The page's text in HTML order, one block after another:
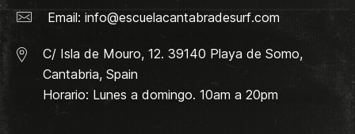
Email: info@escuelacantabradesurf.com
C/ Isla de Mouro, 12. 39140 Playa de Somo,
Cantabria, Spain
Horario: Lunes a domingo. 10am a 20pm